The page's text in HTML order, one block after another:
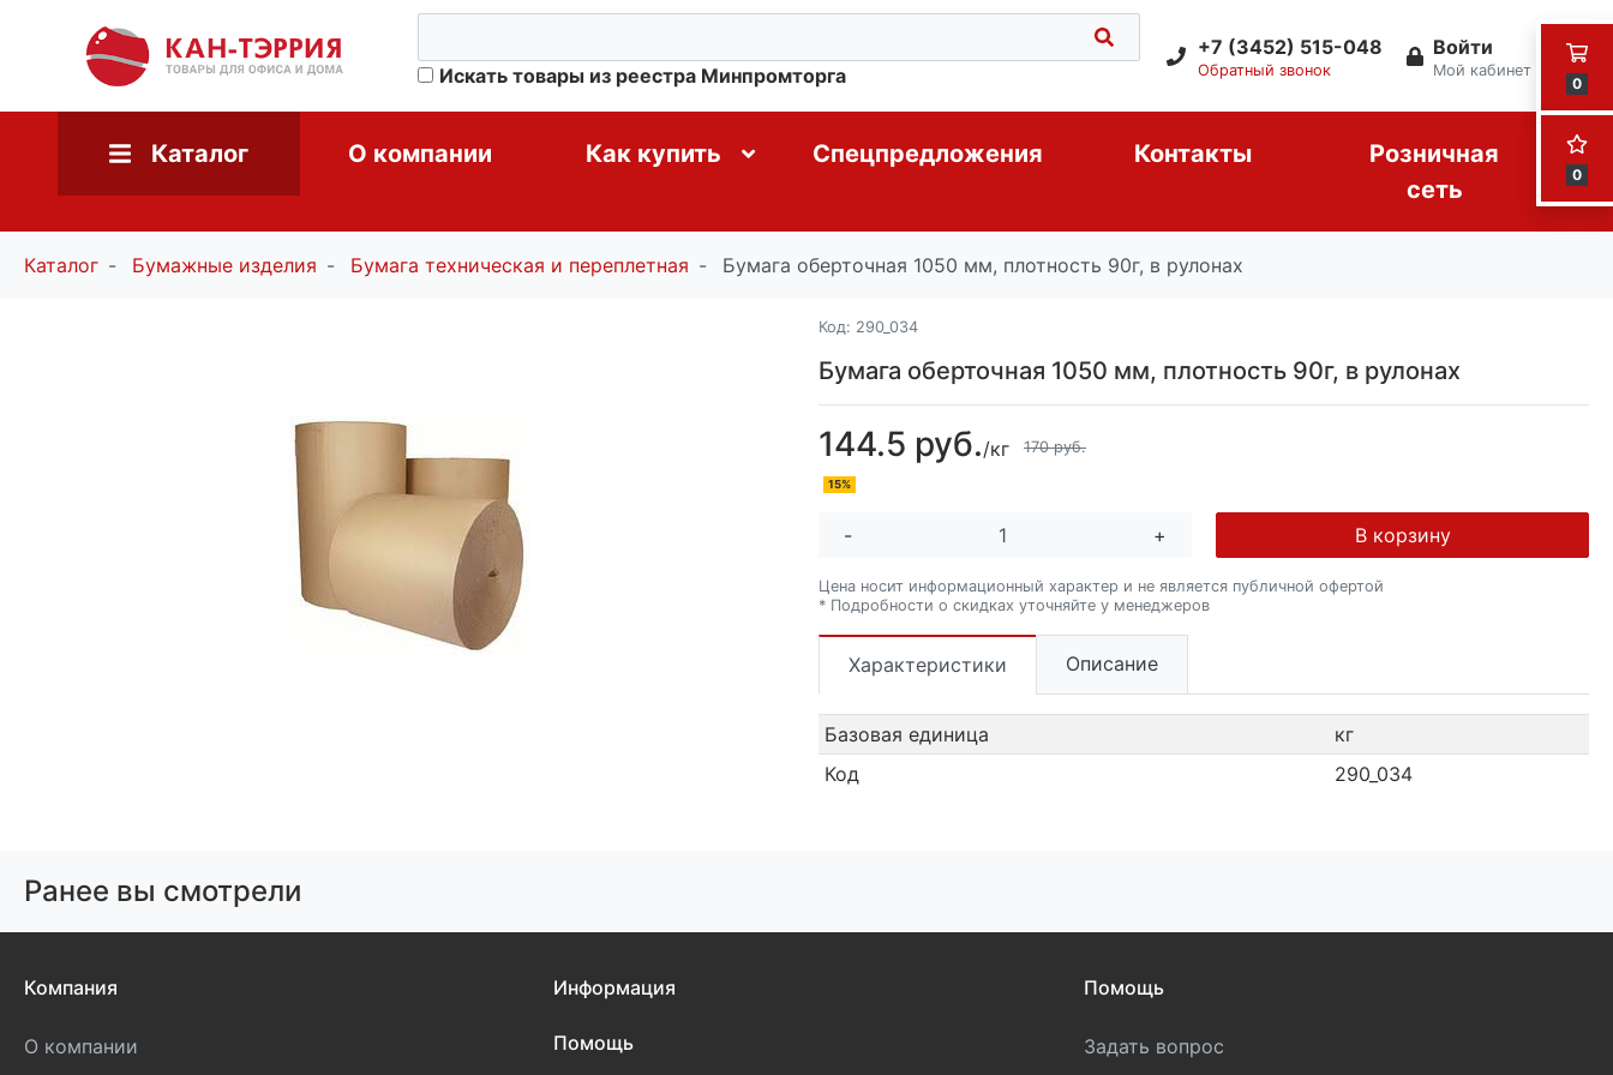
0
0
Искать товары из реестра Минпромторга
+7 (3452) 515-048
Обратный звонок
Войти
Мой кабинет
Каталог О компании Как купить Спецпредложения Контакты
Розничная
сеть
Каталог Бумажные изделия Бумага техническая и переплетная Бумага оберточная 1050 мм, плотность 90г, в рулонах
Код: 290_034
Бумага оберточная 1050 мм, плотность 90г, в рулонах
144.5 руб./кг 170 руб.
15%
- + В корзину
Цена носит информационный характер и не является публичной офертой
* Подробности о скидках уточняйте у менеджеров
Характеристики Описание
Базовая единица
кг
Код
290_034
Ранее вы смотрели
Компания
О компании
Информация
Помощь
Помощь
Задать вопрос